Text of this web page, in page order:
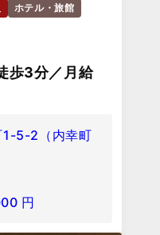
ホテル・旅館
歩3分／月給
1-5-2（内幸町
円